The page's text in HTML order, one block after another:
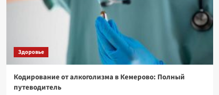
Здоровье
Кодирование от алкоголизма в Кемерово: Полный
путеводитель